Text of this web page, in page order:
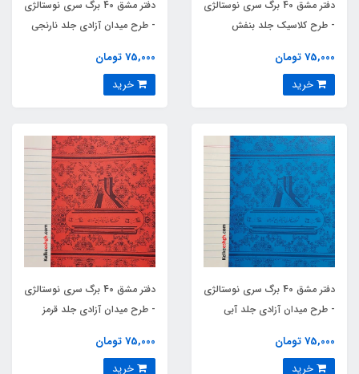
دفتر مشق 40 برگ سری نوستالژی
- طرح کلاسیک جلد بنفش
75,000 تومان
دفتر مشق 40 برگ سری نوستالژی
- طرح میدان آزادی جلد نارنجی
75,000 تومان
دفتر مشق 40 برگ سری نوستالژی
- طرح میدان آزادی جلد آبی
75,000 تومان
دفتر مشق 40 برگ سری نوستالژی
- طرح میدان آزادی جلد قرمز
75,000 تومان